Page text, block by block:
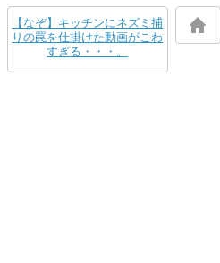
【なぞ】キッチンにネズミ捕
りの罠を仕掛けた動画がこわ
すぎる・・・。